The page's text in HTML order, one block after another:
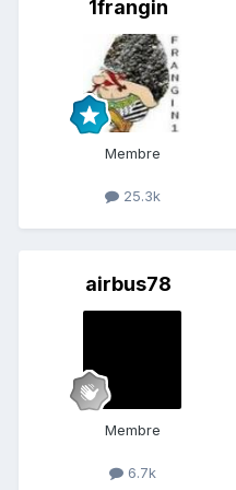
1frangin
Membre
25.3k
airbus78
Membre
6.7k